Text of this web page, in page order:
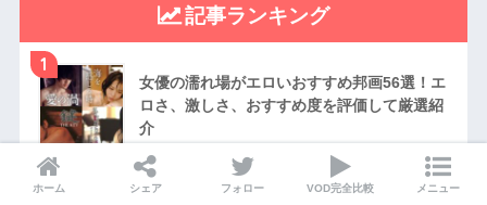
記事ランキング
1
女優の濡れ場がエロいおすすめ邦画56選！エ
ロさ、激しさ、おすすめ度を評価して厳選紹
介
2
最強にチートなアニメキャラクターランキン
ホーム シェア フォロー VOD完全比較 メニュー